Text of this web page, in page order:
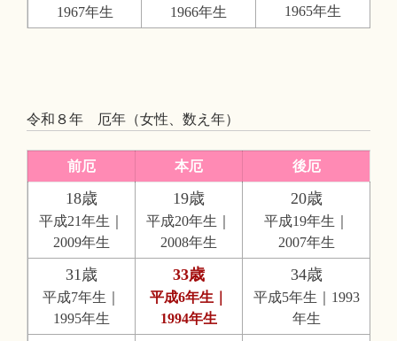
1967年生
1966年生
1965年生
令和８年 厄年（女性、数え年）
前厄 本厄 後厄
18歳
平成21年生｜
2009年生
19歳
平成20年生｜
2008年生
20歳
平成19年生｜
2007年生
31歳
平成7年生｜
1995年生
33歳
平成6年生｜
1994年生
34歳
平成5年生｜1993
年生